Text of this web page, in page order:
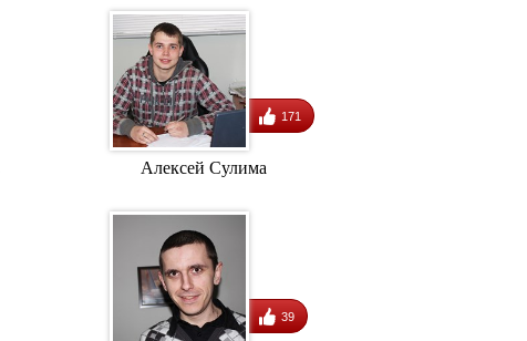
171
Алексей Сулима
39